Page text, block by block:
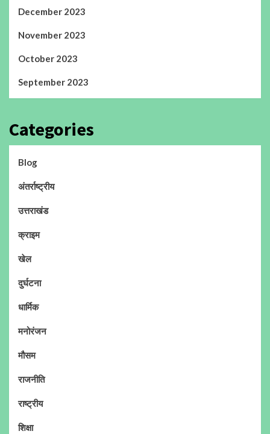
December 2023
November 2023
October 2023
September 2023
Categories
Blog
अंतर्राष्ट्रीय
उत्तराखंड
क्राइम
खेल
दुर्घटना
धार्मिक
मनोरंजन
मौसम
राजनीति
राष्ट्रीय
शिक्षा